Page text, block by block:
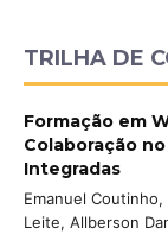
TRILHA DE
Formação em
Colaboração
Integradas
Emanuel
Leite, Allberson